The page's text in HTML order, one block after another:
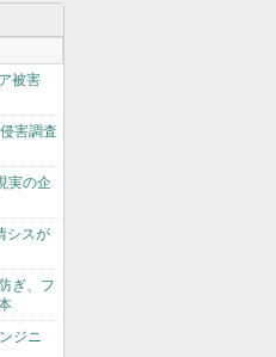
被害
害調査
実の企
シスが
ぎ、フ
ジニ